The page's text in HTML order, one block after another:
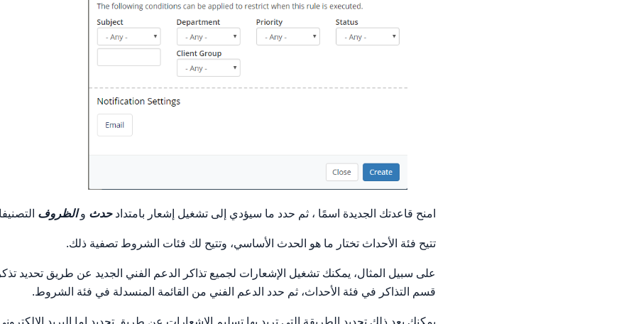
امنح قاعدتك الجديدة اسمًا ، ثم حدد ما سيؤدي إلى تشغيل إشعار بامتدادحدث والظروف
تتيح فئة الأحداث تختار ما هو الحدث الأساسي، وتتيح لك فئات الشروط تصفية ذلك.
على سبيل المثال، يمكنك تشغيل الإشعارات لجميع تذاكر الدعم الفني الجديد عن طريق تحديد
قسم التذاكر في فئة الأحداث، ثم حدد الدعم الفني من القائمة المنسدلة في فئة الشروط.